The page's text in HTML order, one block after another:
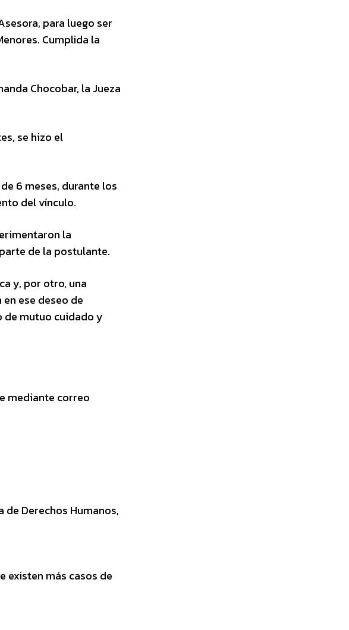
para luego ser
Cumplida la
Chocobar, la Jueza
se hizo el
6 meses, durante los
del vínculo.
la
de la postulante.
y, por otro, una
ese deseo de
de mutuo cuidado y
mediante correo
de Derechos Humanos,
existen más casos de